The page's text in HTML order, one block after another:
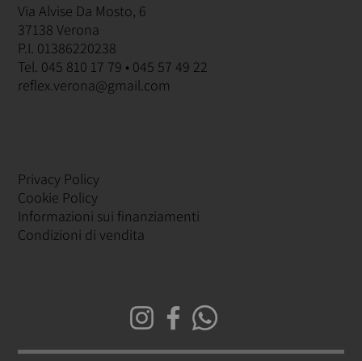
Via Alvise Da Mosto, 6
37138 Verona
P.I. 01386220238
Tel. 045 810 17 79 • 045 57 49 22
reflex.verona@gmail.com
Privacy Policy
Cookie Policy
Informazioni sui finanziamenti
Condizioni di vendita